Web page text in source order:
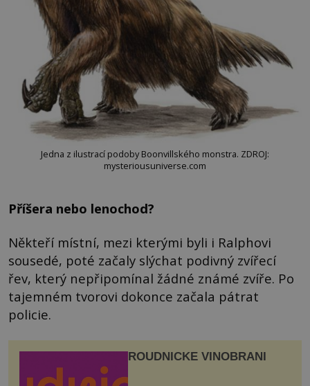
Jedna z ilustrací podoby Boonvillského monstra. ZDROJ:
mysteriousuniverse.com
Příšera nebo lenochod?
Někteří místní, mezi kterými byli i Ralphovi
sousedé, poté začaly slýchat podivný zvířecí
řev, který nepřipomínal žádné známé zvíře. Po
tajemném tvorovi dokonce začala pátrat
policie.
ROUDNICKÉ VINOBRANÍ